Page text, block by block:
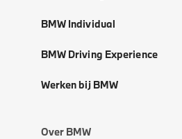
BMW Individual
BMW Driving Experience
Werken bij BMW
Over BMW